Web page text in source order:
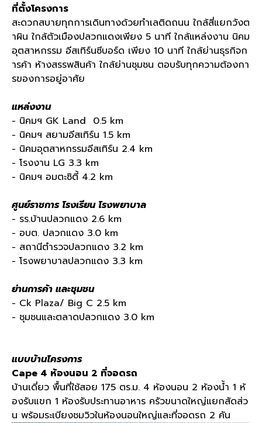
ที่ตั้งโครงการ
สะดวกสบายทุกการเดินทางด้วยทำเลติดถนน ใกล้สี่แยกวังต
าผิน ใกล้ตัวเมืองปลวกแดงเพียง 5 นาที ใกล้แหล่งงาน นิคม
อุตสาหกรรม อีสเทิร์นซีบอร์ด เพียง 10 นาที ใกล้ย่านธุรกิจก
ารค้า ห้างสรรพสินค้า ใกล้ย่านชุมชน ตอบรับทุกความต้องกา
รของการอยู่อาศัย
แหล่งงาน
- นิคมฯ GK Land 0.5 km
- นิคมฯ สยามอีสเทิร์น 1.5 km
- นิคมอุตสาหกรรมอีสเทิร์น 2.4 km
- โรงงาน LG 3.3 km
- นิคมฯ อมตะซิตี้ 4.2 km
ศูนย์ราชการ โรงเรียน โรงพยาบาล
- รร.บ้านปลวกแดง 2.6 km
- อบต. ปลวกแดง 3.0 km
- สถานีตำรวจปลวกแดง 3.2 km
- โรงพยาบาลปลวกแดง 3.3 km
ย่านการค้า และชุมชน
- Ck Plaza/ Big C 2.5 km
- ชุมชนและตลาดปลวกแดง 3.0 km
แบบบ้านโครงการ
Cape 4 ห้องนอน 2 ที่จอดรถ
บ้านเดี่ยว พื้นที่ใช้สอย 175 ตร.ม. 4 ห้องนอน 2 ห้องน้ำ 1 ห้
องรับแขก 1 ห้องรับประทานอาหาร ครัวขนาดใหญ่แยกสัดส่ว
น พร้อมระเบียงชมวิวในห้องนอนใหญ่และที่จอดรถ 2 คัน